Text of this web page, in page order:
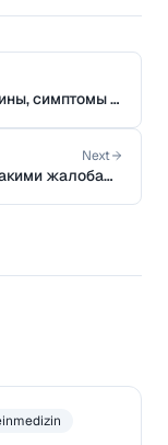
симптомы и
Next
жалобами